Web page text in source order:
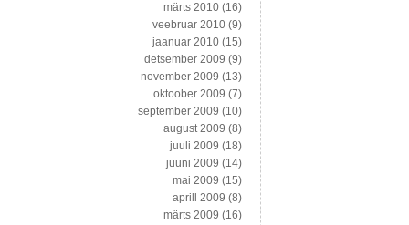
märts 2010 (16)
veebruar 2010 (9)
jaanuar 2010 (15)
detsember 2009 (9)
november 2009 (13)
oktoober 2009 (7)
september 2009 (10)
august 2009 (8)
juuli 2009 (18)
juuni 2009 (14)
mai 2009 (15)
aprill 2009 (8)
märts 2009 (16)